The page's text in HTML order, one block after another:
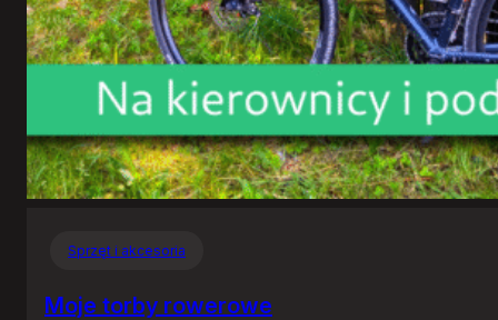
Sprzęt i akcesoria
Moje torby rowerowe